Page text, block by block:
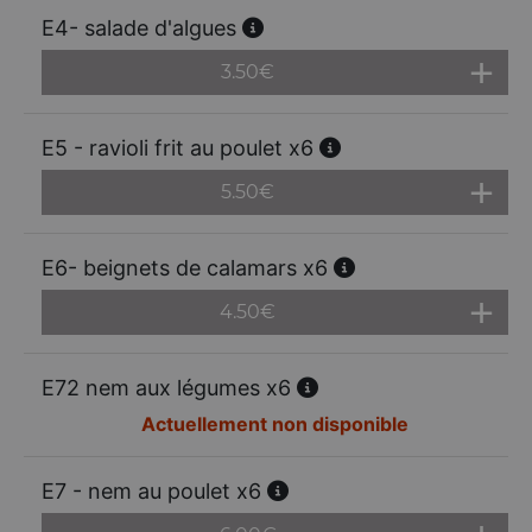
E4- salade d'algues
3.50€
E5 - ravioli frit au poulet x6
5.50€
E6- beignets de calamars x6
4.50€
E72 nem aux légumes x6
Actuellement non disponible
E7 - nem au poulet x6